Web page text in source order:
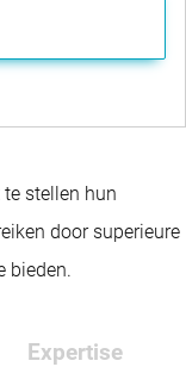
stellen hun
door superieure
bieden.
Expertise